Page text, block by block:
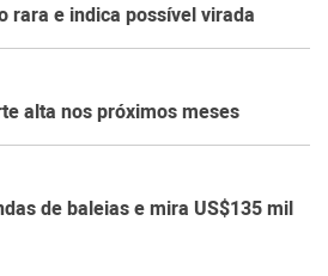
rara e indica possível virada
alta nos próximos meses
de baleias e mira US$135 mil